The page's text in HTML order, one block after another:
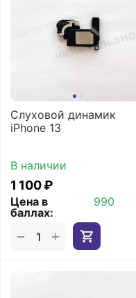
Слуховой динамик
iPhone 13
В наличии
1 100₽
Цена в
баллах:
990
+
−